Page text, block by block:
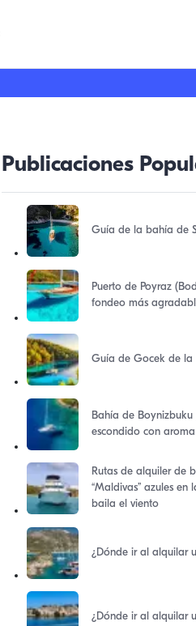
Publicaciones
Guía de la bahía de
Puerto de Poyraz
fondeo más
Guía de Gocek de la
Bahía de
escondido con
Rutas de alquiler de
“Maldivas” azules en
baila el viento
¿Dónde ir al alquilar
¿Dónde ir al alquilar